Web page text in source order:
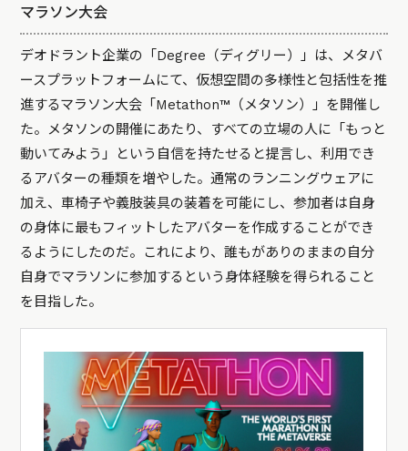
マラソン大会
デオドラント企業の「Degree（ディグリー）」は、メタバ
ースプラットフォームにて、仮想空間の多様性と包括性を推
進するマラソン大会「Metathon™（メタソン）」を開催し
た。メタソンの開催にあたり、すべての立場の人に「もっと
動いてみよう」という自信を持たせると提言し、利用でき
るアバターの種類を増やした。通常のランニングウェアに
加え、車椅子や義肢装具の装着を可能にし、参加者は自身
の身体に最もフィットしたアバターを作成することができ
るようにしたのだ。これにより、誰もがありのままの自分
自身でマラソンに参加するという身体経験を得られること
を目指した。